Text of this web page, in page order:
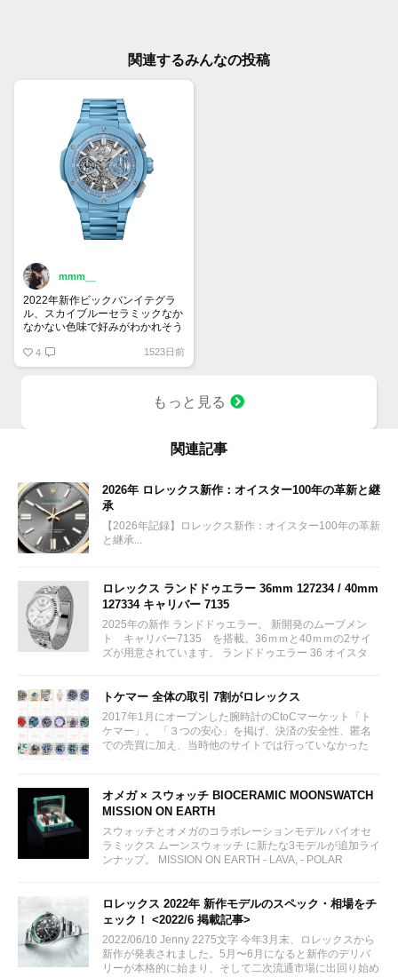
関連するみんなの投稿
mmm__
2022年新作ビックバンイテグラ
ル、スカイブルーセラミックなか
なかない色味で好みがわかれそう
4 1523日前
もっと見る
関連記事
2026年 ロレックス新作：オイスター100年の革新と継
承
【2026年記録】ロレックス新作：オイスター100年の革新
と継承...
ロレックス ランドドゥエラー 36mm 127234 / 40mm
127334 キャリバー 7135
2025年の新作 ランドドゥエラー。 新開発のムーブメン
ト キャリバー7135 を搭載。36ｍｍと40ｍｍの2サイ
ズが用意されています。 ランドドゥエラー 36 オイスタ
トケマー 全体の取引 7割がロレックス
2017年1月にオープンした腕時計のCtoCマーケット「ト
ケマー」。 「３つの安心」を掲げ、決済の安全性、匿名
での売買に加え、当時他のサイトでは行っていなかった
オメガ × スウォッチ BIOCERAMIC MOONSWATCH
MISSION ON EARTH
スウォッチとオメガのコラボレーションモデル バイオセ
ラミックス ムーンスウォッチ に新たな3モデルが追加ライ
ンナップ。 MISSION ON EARTH - LAVA, - POLAR
ロレックス 2022年 新作モデルのスペック・相場をチ
ェック！ <2022/6 掲載記事>
2022/06/10 Jenny 2275文字 今年3月末、ロレックスから
新作が発表されました。5月〜6月になると新作のデリバ
リーが本格的に始まり、そして二次流通市場に出回り始め